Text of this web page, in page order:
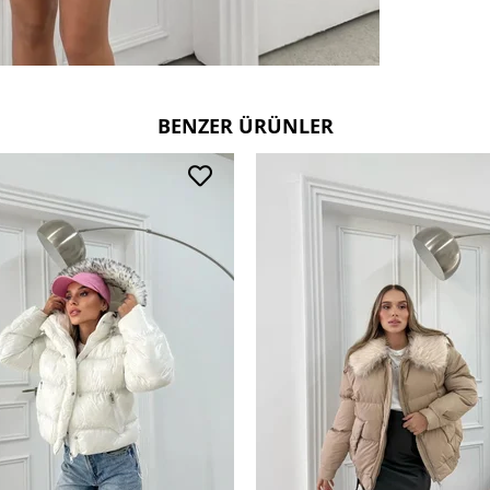
BENZER ÜRÜNLER